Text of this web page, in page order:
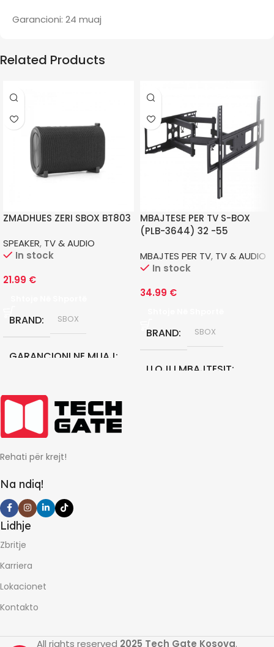
Garancioni: 24 muaj
Related Products
ZMADHUES ZERI SBOX BT803
SPEAKER, TV & AUDIO
In stock
21.99 €
BRAND SBOX
GARANCIONI NE MUAJ
MBAJTESE PER TV S-BOX
(PLB-3644) 32 -55
MBAJTES PER TV, TV & AUDIO
In stock
34.99 €
BRAND SBOX
LLOJI I MBAJTESIT
Rehati për krejt!
Na ndiq!
Lidhje
Zbritje
Karriera
Lokacionet
Kontakto
All rights reserved 2025 Tech Gate Kosova.